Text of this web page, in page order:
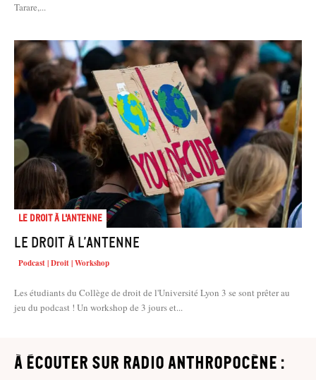
Tarare,...
Le droit à l'antenne
Le droit à l’antenne
Podcast | Droit | Workshop
Les étudiants du Collège de droit de l'Université Lyon 3 se sont prêter au
jeu du podcast ! Un workshop de 3 jours et...
à écouter sur Radio Anthropocène :